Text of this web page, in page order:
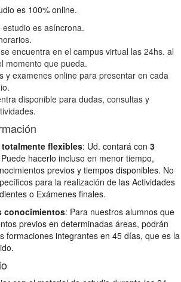
es 100% online.
es asíncrona.
encuentra en el campus virtual las 24hs. al
momento que pueda.
y examenes online para presentar en cada
disponible para dudas, consultas y
flexibles: Ud. contará con 3
hacerlo incluso en menor tiempo,
previos y tiempos disponibles. No
para la realización de las Actividades
o Exámenes finales.
conocimientos: Para nuestros alumnos que
previos en determinadas áreas, podrán
formaciones integrantes en 45 días, que es la